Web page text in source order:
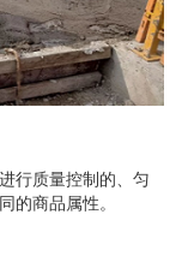
行质量控制的、匀
的商品属性。